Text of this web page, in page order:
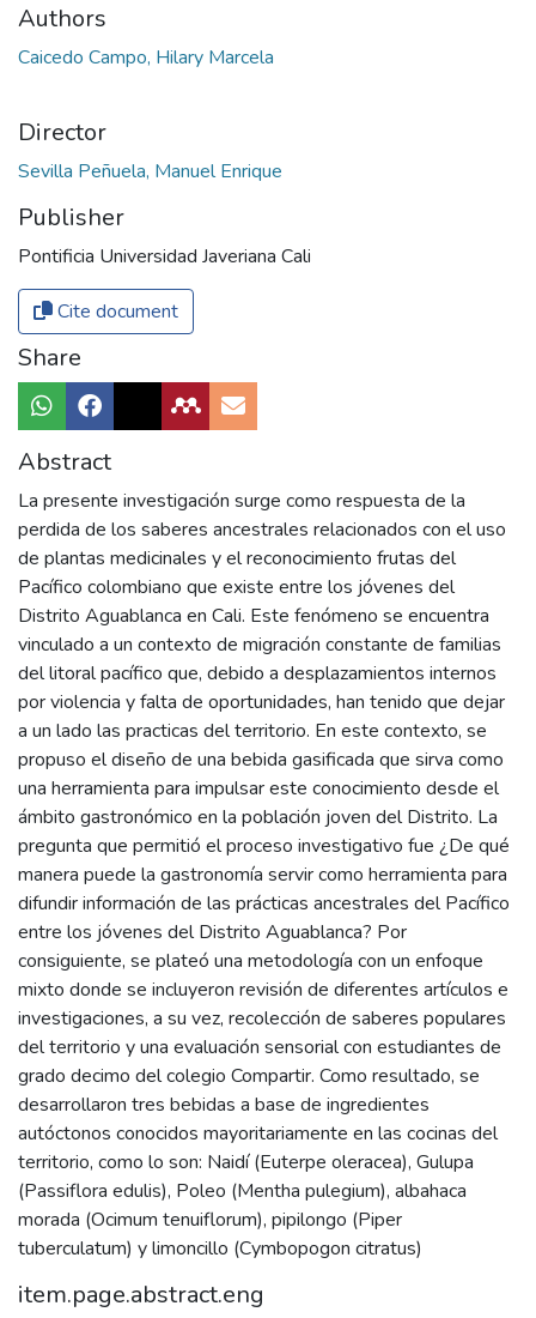
Authors
Caicedo Campo, Hilary Marcela
Director
Sevilla Peñuela, Manuel Enrique
Publisher
Pontificia Universidad Javeriana Cali
Cite document
Share
Abstract
La presente investigación surge como respuesta de la
perdida de los saberes ancestrales relacionados con el uso
de plantas medicinales y el reconocimiento frutas del
Pacífico colombiano que existe entre los jóvenes del
Distrito Aguablanca en Cali. Este fenómeno se encuentra
vinculado a un contexto de migración constante de familias
del litoral pacífico que, debido a desplazamientos internos
por violencia y falta de oportunidades, han tenido que dejar
a un lado las practicas del territorio. En este contexto, se
propuso el diseño de una bebida gasificada que sirva como
una herramienta para impulsar este conocimiento desde el
ámbito gastronómico en la población joven del Distrito. La
pregunta que permitió el proceso investigativo fue ¿De qué
manera puede la gastronomía servir como herramienta para
difundir información de las prácticas ancestrales del Pacífico
entre los jóvenes del Distrito Aguablanca? Por
consiguiente, se plateó una metodología con un enfoque
mixto donde se incluyeron revisión de diferentes artículos e
investigaciones, a su vez, recolección de saberes populares
del territorio y una evaluación sensorial con estudiantes de
grado decimo del colegio Compartir. Como resultado, se
desarrollaron tres bebidas a base de ingredientes
autóctonos conocidos mayoritariamente en las cocinas del
territorio, como lo son: Naidí (Euterpe oleracea), Gulupa
(Passiflora edulis), Poleo (Mentha pulegium), albahaca
morada (Ocimum tenuiflorum), pipilongo (Piper
tuberculatum) y limoncillo (Cymbopogon citratus)
item.page.abstract.eng